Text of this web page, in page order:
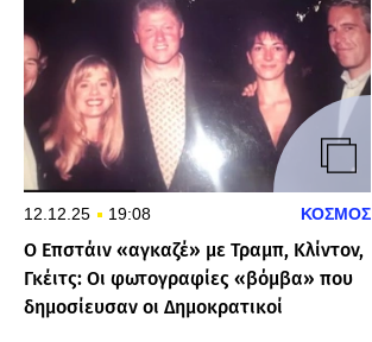
12.12.25 19:08 ΚΟΣΜΟΣ
Ο Επστάιν «αγκαζέ» με Τραμπ, Κλίντον,
Γκέιτς: Οι φωτογραφίες «βόμβα» που
δημοσίευσαν οι Δημοκρατικοί